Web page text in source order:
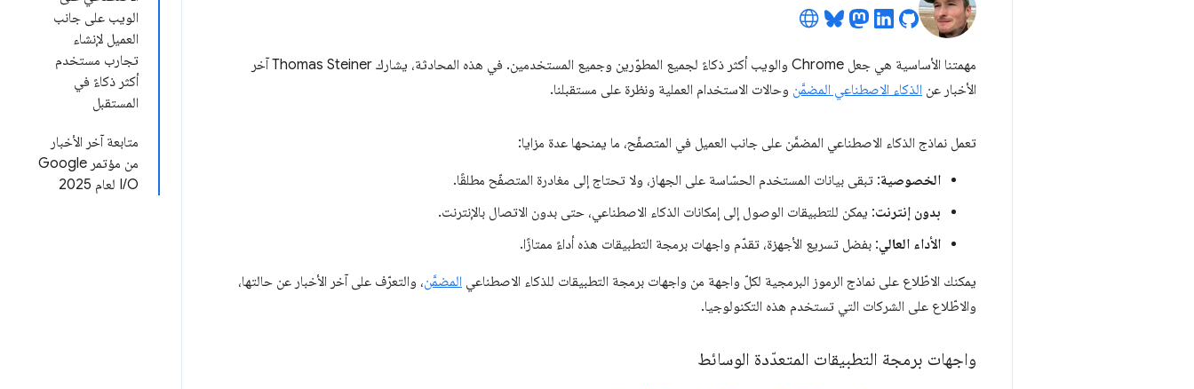
الويب على جانب
العميل لإنشاء
تجارب مستخدم
أكثر ذكاءً في
المستقبل
متابعة آخر الأخبار
من مؤتمر Google
I/O لعام 2025
مهمتنا الأساسية هي جعل Chrome والويب أكثر ذكاءً لجميع المطوّرين وجميع المستخدمين. في هذه المحادثة، يشارك Thomas Steiner آخر
الأخبار عن الذكاء الاصطناعي المضمَّن وحالات الاستخدام العملية ونظرة على مستقبلنا.
تعمل نماذج الذكاء الاصطناعي المضمَّن على جانب العميل في المتصفّح، ما يمنحها عدة مزايا:
الخصوصية: تبقى بيانات المستخدم الحسّاسة على الجهاز، ولا تحتاج إلى مغادرة المتصفّح مطلقًا.
بدون إنترنت: يمكن للتطبيقات الوصول إلى إمكانات الذكاء الاصطناعي، حتى بدون الاتصال بالإنترنت.
الأداء العالي: بفضل تسريع الأجهزة، تقدّم واجهات برمجة التطبيقات هذه أداءً ممتازًا.
يمكنك الاطّلاع على نماذج الرموز البرمجية لكلّ واجهة من واجهات برمجة التطبيقات للذكاء الاصطناعي المضمَّن، والتعرّف على آخر الأخبار عن حالتها،
والاطّلاع على الشركات التي تستخدم هذه التكنولوجيا.
واجهات برمجة التطبيقات المتعدّدة الوسائط